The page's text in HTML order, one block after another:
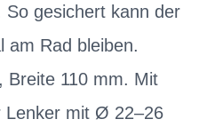
So gesichert kann der
am Rad bleiben.
Breite 110 mm. Mit
Lenker mit Ø 22–26